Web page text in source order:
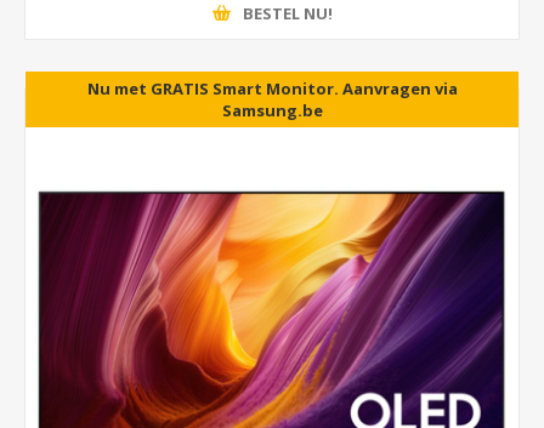
BESTEL NU!
Nu met GRATIS Smart Monitor. Aanvragen via
Samsung.be